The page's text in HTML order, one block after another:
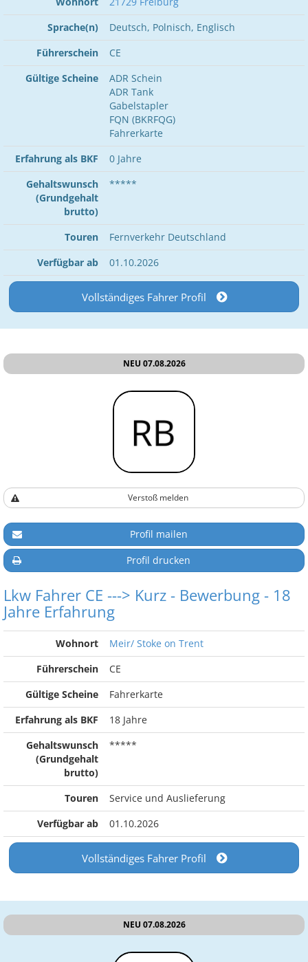
Sprache(n)
Deutsch, Polnisch, Englisch
Führerschein
CE
Gültige Scheine
ADR Schein
ADR Tank
Gabelstapler
FQN (BKRFQG)
Fahrerkarte
Erfahrung als BKF
0 Jahre
Gehaltswunsch
(Grundgehalt
brutto)
*****
Touren
Fernverkehr Deutschland
Verfügbar ab
01.10.2026
Vollständiges Fahrer Profil
NEU 07.08.2026
Verstoß melden
Profil mailen
Profil drucken
Lkw Fahrer CE ---> Kurz - Bewerbung - 18
Jahre Erfahrung
Wohnort
Meir/ Stoke on Trent
Führerschein
CE
Gültige Scheine
Fahrerkarte
Erfahrung als BKF
18 Jahre
Gehaltswunsch
(Grundgehalt
brutto)
*****
Touren
Service und Auslieferung
Verfügbar ab
01.10.2026
Vollständiges Fahrer Profil
NEU 07.08.2026